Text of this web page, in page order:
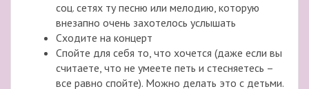
соц. сетях ту песню или мелодию, которую
внезапно очень захотелось услышать
Сходите на концерт
Спойте для себя то, что хочется (даже если вы
считаете, что не умеете петь и стесняетесь –
все равно спойте). Можно делать это с детьми.